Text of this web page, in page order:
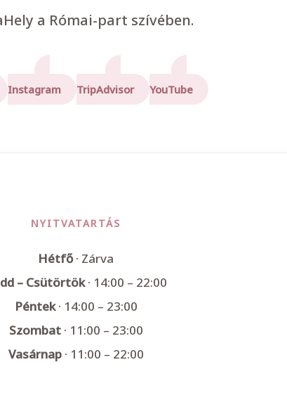
a Római-part szívében.
Instagram TripAdvisor YouTube
NYITVATARTÁS
Hétfő· Zárva
– Csütörtök· 14:00 – 22:00
Péntek· 14:00 – 23:00
Szombat· 11:00 – 23:00
Vasárnap· 11:00 – 22:00